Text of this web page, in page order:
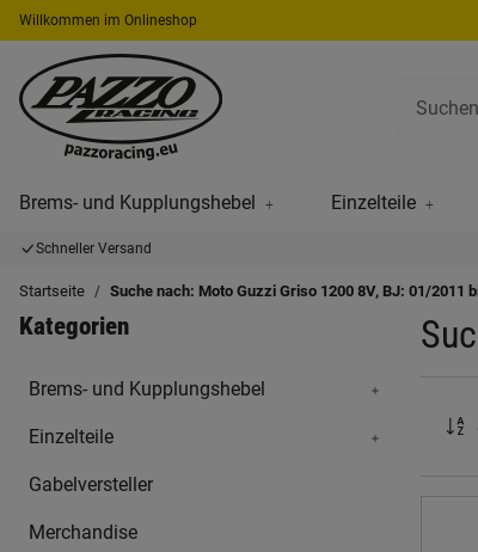
Willkommen im Onlineshop
Brems- und Kupplungshebel Einzelteile
Schneller Versand
Startseite Suche nach: Moto Guzzi Griso 1200 8V, BJ: 01/2011
Kategorien
Brems- und Kupplungshebel
Einzelteile
Gabelversteller
Merchandise